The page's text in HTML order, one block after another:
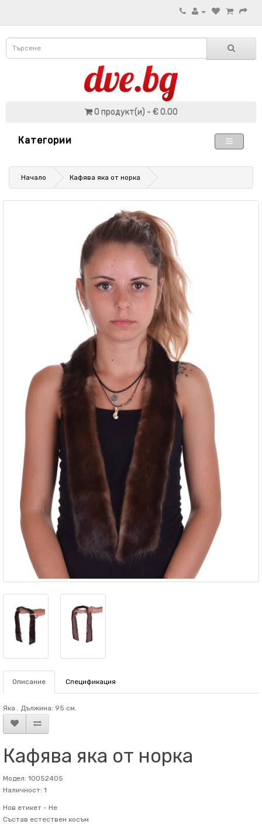
0 продукт(и) - € 0.00
Категории
Начало Кафява яка от норка
Описание Спецификация
Яка . Дължина: 95 см.
Кафява яка от норка
Модел: 10052405
Наличност: 1
Нов етикет - Не
Състав естествен косъм